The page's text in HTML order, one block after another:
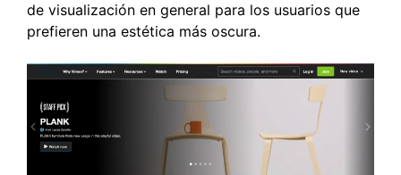
de visualización en general para los usuarios que
prefieren una estética más oscura.